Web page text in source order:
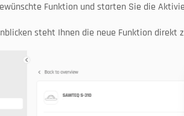
Funktion und starten Sie die
steht Ihnen die neue Funktion